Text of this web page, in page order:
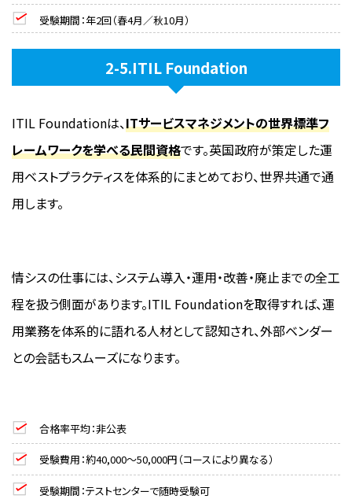
受験期間：年2回（春4月／秋10月）
2-5.ITIL Foundation
ITIL Foundationは、ITサービスマネジメントの世界標準フ
レームワークを学べる民間資格です。英国政府が策定した運
用ベストプラクティスを体系的にまとめており、世界共通で通
用します。
情シスの仕事には、システム導入・運用・改善・廃止までの全工
程を扱う側面があります。ITIL Foundationを取得すれば、運
用業務を体系的に語れる人材として認知され、外部ベンダー
との会話もスムーズになります。
合格率平均：非公表
受験費用：約40,000〜50,000円（コースにより異なる）
受験期間：テストセンターで随時受験可